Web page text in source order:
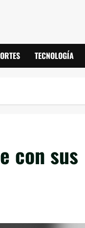
TECNOLOGÍA
con sus